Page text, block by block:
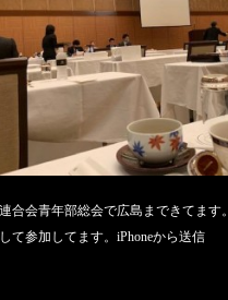
合会青年部総会で広島まできてます。
て参加してます。iPhoneから送信